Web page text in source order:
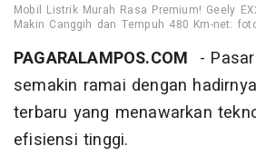
Mobil Listrik Murah Rasa Premium! Geely
Makin Canggih dan Tempuh 480 Km-net:
PAGARALAMPOS.COM - Pasar
semakin ramai dengan
terbaru yang menawarkan
efisiensi tinggi.